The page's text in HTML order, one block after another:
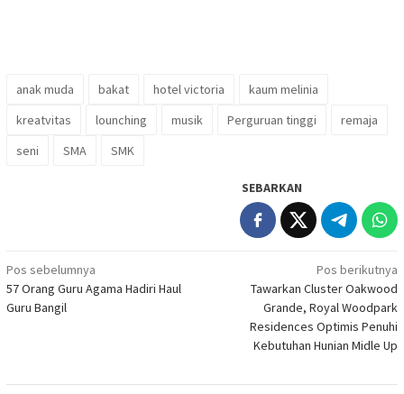
anak muda bakat hotel victoria
kaum melinia
kreatvitas
lounching musik Perguruan tinggi
remaja
seni
SMA SMK
SEBARKAN
Navigasi
pos
Pos sebelumnya
57 Orang Guru Agama Hadiri Haul
Guru Bangil
Pos berikutnya
Tawarkan Cluster Oakwood
Grande, Royal Woodpark
Residences Optimis Penuhi
Kebutuhan Hunian Midle Up